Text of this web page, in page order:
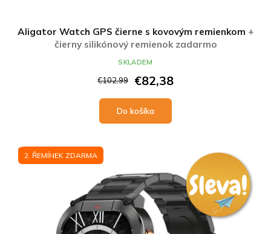
Aligator Watch GPS čierne s kovovým remienkom +
čierny silikónový remienok zadarmo
€102,99 €82,38
Do košíka
SKLADEM
2. ŘEMÍNEK ZDARMA